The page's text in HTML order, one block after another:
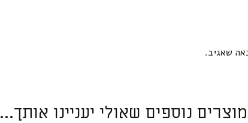
שאגיב.
מוצרים נוספים שאולי יעניינו אותך...